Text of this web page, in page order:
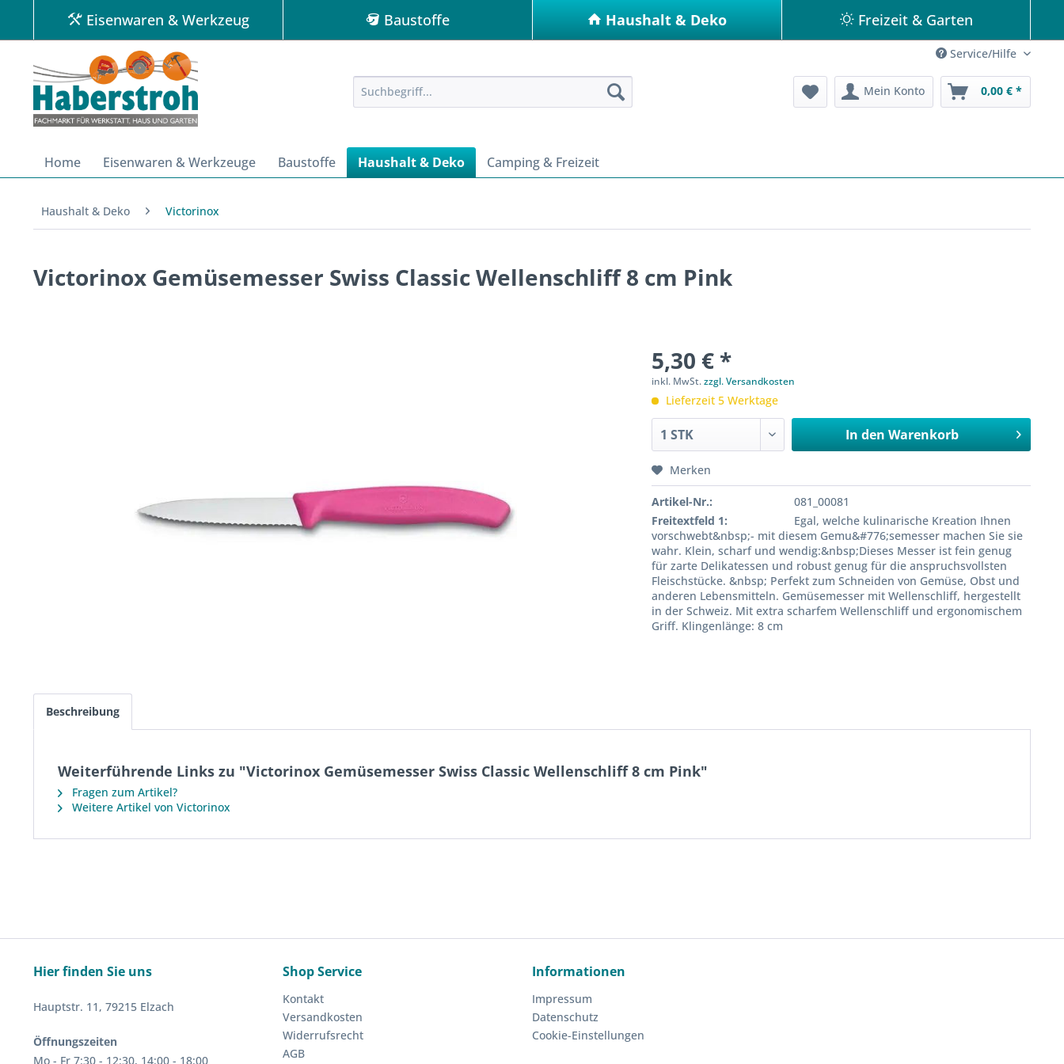
Eisenwaren & Werkzeug Baustoffe Haushalt & Deko Freizeit & Garten
Service/Hilfe
Mein Konto 0,00 € *
Home Eisenwaren & Werkzeuge Baustoffe Haushalt & Deko Camping & Freizeit
Haushalt & Deko Victorinox
Victorinox Gemüsemesser Swiss Classic Wellenschliff 8 cm Pink
5,30 € *
inkl. MwSt.zzgl. Versandkosten
Lieferzeit 5 Werktage
In den Warenkorb
Merken
Artikel-Nr.:
081_00081
Freitextfeld 1:
Egal, welche kulinarische Kreation Ihnen
vorschwebt&nbsp;- mit diesem Gemu&#776;semesser machen Sie sie
wahr. Klein, scharf und wendig:&nbsp;Dieses Messer ist fein genug
für zarte Delikatessen und robust genug für die anspruchsvollsten
Fleischstücke. &nbsp; Perfekt zum Schneiden von Gemüse, Obst und
anderen Lebensmitteln. Gemüsemesser mit Wellenschliff, hergestellt
in der Schweiz. Mit extra scharfem Wellenschliff und ergonomischem
Griff. Klingenlänge: 8 cm
Beschreibung
Weiterführende Links zu "Victorinox Gemüsemesser Swiss Classic Wellenschliff 8 cm Pink"
Fragen zum Artikel?
Weitere Artikel von Victorinox
Hier finden Sie uns
Hauptstr. 11, 79215 Elzach
Öffnungszeiten
Mo - Fr 7:30 - 12:30, 14:00 - 18:00
Shop Service
Kontakt
Versandkosten
Widerrufsrecht
AGB
Informationen
Impressum
Datenschutz
Cookie-Einstellungen